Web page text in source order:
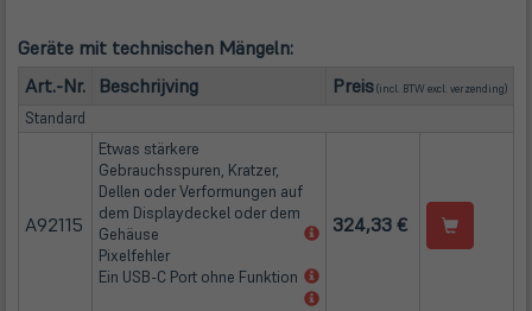
Geräte mit technischen Mängeln:
Art.-Nr.
Beschrijving Preis(incl. BTW excl. verzending)
Standard
A92115
Etwas stärkere
Gebrauchsspuren, Kratzer,
Dellen oder Verformungen auf
dem Displaydeckel oder dem
Gehäuse
(öffnet
neuem
Tab)
Pixelfehler
(öffnet
in
Ein USB-C Port ohne Funktion
(öffnet
324,33 €